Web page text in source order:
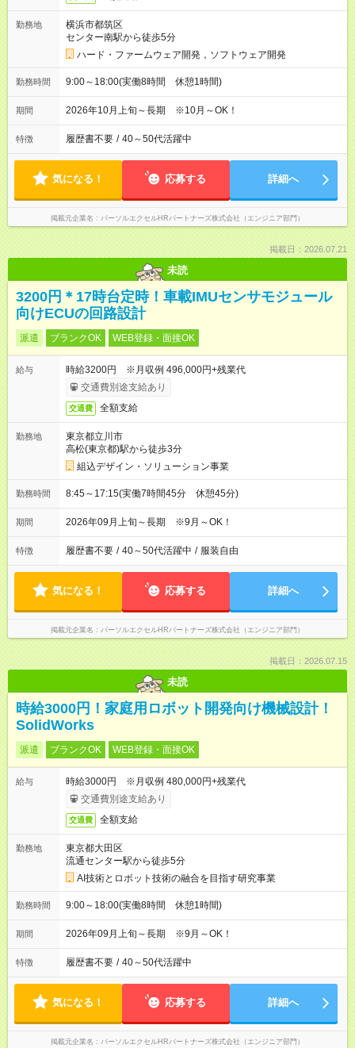
勤務地
横浜市都筑区
センター南駅から徒歩5分
ハード・ファームウェア開発，ソフトウェア開発
勤務時間 9:00～18:00(実働8時間 休憩1時間)
期間 2026年10月上旬～長期 ※10月～OK！
特徴 履歴書不要 / 40～50代活躍中
気になる！ 応募する 詳細へ
掲載元企業名 パーソルエクセルHRパートナーズ株式会社（エンジニア部門）
掲載日：2026.07.21
未読
3200円＊17時台定時！車載IMUセンサモジュール
向けECUの回路設計
派遣 ブランクOK WEB登録・面接OK
給与
時給3200円 ※月収例 496,000円+残業代
交通費別途支給あり
交通費 全額支給
勤務地
東京都立川市
高松(東京都)駅から徒歩3分
組込デザイン・ソリューション事業
勤務時間 8:45～17:15(実働7時間45分 休憩45分)
期間 2026年09月上旬～長期 ※9月～OK！
特徴 履歴書不要 / 40～50代活躍中 / 服装自由
気になる！ 応募する 詳細へ
掲載元企業名 パーソルエクセルHRパートナーズ株式会社（エンジニア部門）
掲載日：2026.07.15
未読
時給3000円！家庭用ロボット開発向け機械設計！
SolidWorks
派遣 ブランクOK WEB登録・面接OK
給与
時給3000円 ※月収例 480,000円+残業代
交通費別途支給あり
交通費 全額支給
勤務地
東京都大田区
流通センター駅から徒歩5分
AI技術とロボット技術の融合を目指す研究事業
勤務時間 9:00～18:00(実働8時間 休憩1時間)
期間 2026年09月上旬～長期 ※9月～OK！
特徴 履歴書不要 / 40～50代活躍中
気になる！ 応募する 詳細へ
掲載元企業名 パーソルエクセルHRパートナーズ株式会社（エンジニア部門）